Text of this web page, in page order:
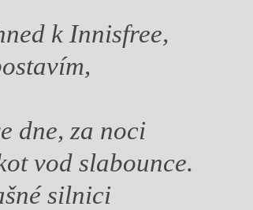
k Innisfree,
dne, za noci
vod slabounce.
silnici